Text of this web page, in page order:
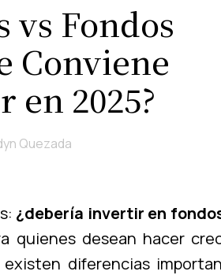
vs Fondos
Conviene
2025?
Quezada
¿debería invertir en
quienes desean hacer
diferencias